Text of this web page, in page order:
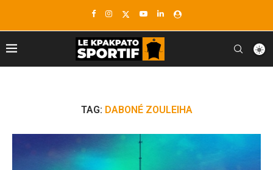
TAG: DABONÉ ZOULEIHA